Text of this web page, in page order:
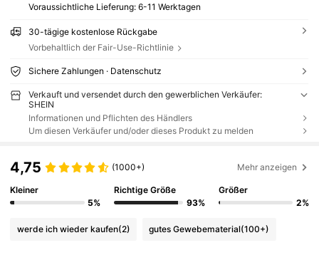
Voraussichtliche Lieferung: 6-11 Werktagen
30-tägige kostenlose Rückgabe
Vorbehaltlich der Fair-Use-Richtlinie
Sichere Zahlungen · Datenschutz
Verkauft und versendet durch den gewerblichen Verkäufer:
SHEIN
Informationen und Pflichten des Händlers
Um diesen Verkäufer und/oder dieses Produkt zu melden
4,75 (1000+) Mehr anzeigen
Kleiner
5%
Richtige Größe
93%
Größer
2%
werde ich wieder kaufen(2) gutes Gewebematerial(100+)